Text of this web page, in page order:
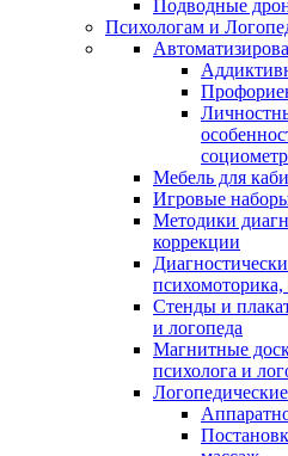
Подводные
Психологам и
Мебель для
Игровые
Методики
коррекции
психомоторика,
Стенды и
и логопеда
Магнитные
психолога и